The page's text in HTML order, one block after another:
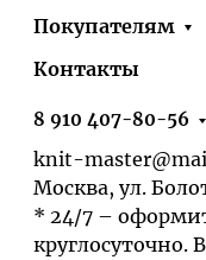
Покупателям
Контакты
8 910 407-80-56
knit-
Москва, ул.
* 24/7 –
круглосуточно.